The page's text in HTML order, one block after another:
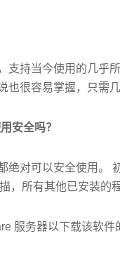
支持当今使用的几乎
也很容易掌握，只需几
安全吗？
绝对可以安全使用。
，所有其他已安装的
服务器以下载该软